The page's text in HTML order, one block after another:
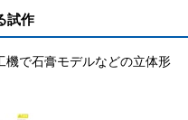
試作
機で石膏モデルなどの立体形